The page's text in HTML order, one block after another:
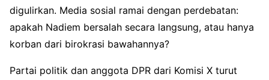
digulirkan. Media sosial ramai dengan perdebatan:
apakah Nadiem bersalah secara langsung, atau hanya
korban dari birokrasi bawahannya?
Partai politik dan anggota DPR dari Komisi X turut